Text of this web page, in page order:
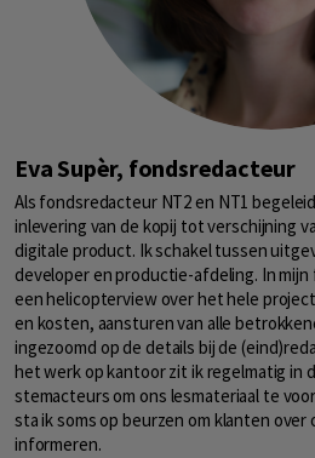
Eva Supèr, fondsredacteur
Als fondsredacteur NT2 en NT1
inlevering van de kopij tot verschijning
digitale product. Ik schakel tussen
developer en productie-afdeling. In
een helicopterview over het hele
en kosten, aansturen van alle
ingezoomd op de details bij de
het werk op kantoor zit ik regelmatig in
stemacteurs om ons lesmateriaal te
sta ik soms op beurzen om klanten over
informeren.